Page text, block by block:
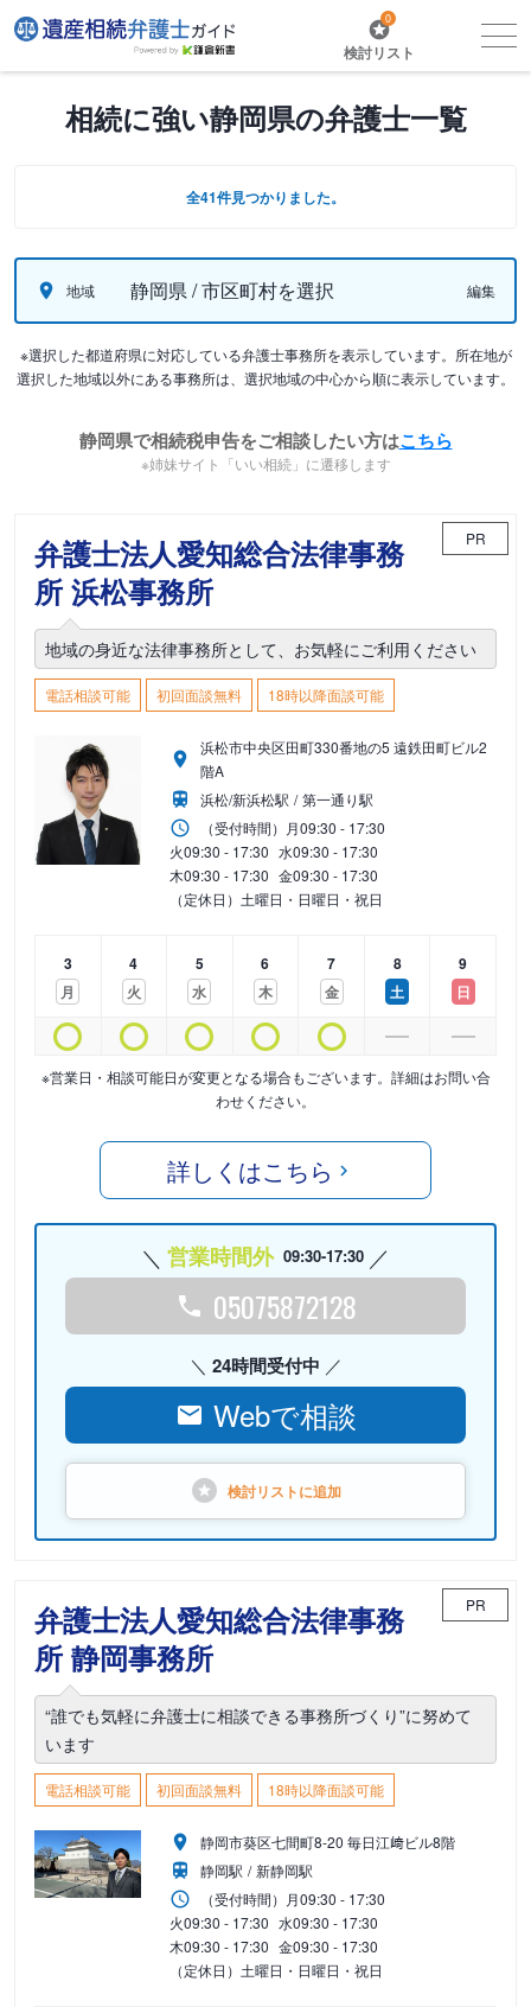
0
検討リスト
相続に強い静岡県の弁護士一覧
全41件見つかりました。
地域 静岡県 / 市区町村を選択 編集
※選択した都道府県に対応している弁護士事務所を表示しています。所在地が
選択した地域以外にある事務所は、選択地域の中心から順に表示しています。
静岡県で相続税申告をご相談したい方はこちら
※姉妹サイト「いい相続」に遷移します
弁護士法人愛知総合法律事務
所 浜松事務所
PR
地域の身近な法律事務所として、お気軽にご利用ください
電話相談可能 初回面談無料 18時以降面談可能
浜松市中央区田町330番地の5 遠鉄田町ビル2
階A
浜松/新浜松駅
第一通り駅
（受付時間） 月09:30 - 17:30
火09:30 - 17:30 水09:30 - 17:30
木09:30 - 17:30 金09:30 - 17:30
（定休日）土曜日・日曜日・祝日
3
月
4
火
5
水
6
木
7
金
8
土
9
日
※営業日・相談可能日が変更となる場合もございます。詳細はお問い合
わせください。
詳しくはこちら
営業時間外 09:30-17:30
05075872128
24時間受付中
Webで相談
検討リストに追加
弁護士法人愛知総合法律事務
所 静岡事務所
PR
“誰でも気軽に弁護士に相談できる事務所づくり”に努めて
います
電話相談可能 初回面談無料 18時以降面談可能
静岡市葵区七間町8-20 毎日江﨑ビル8階
静岡駅
新静岡駅
（受付時間） 月09:30 - 17:30
火09:30 - 17:30 水09:30 - 17:30
木09:30 - 17:30 金09:30 - 17:30
（定休日）土曜日・日曜日・祝日